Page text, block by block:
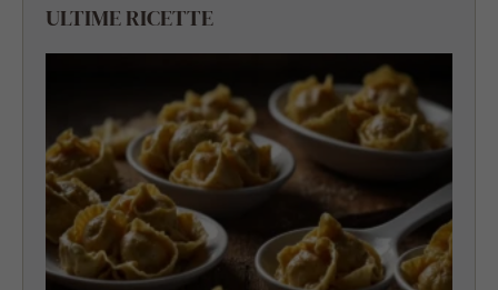
ULTIME RICETTE